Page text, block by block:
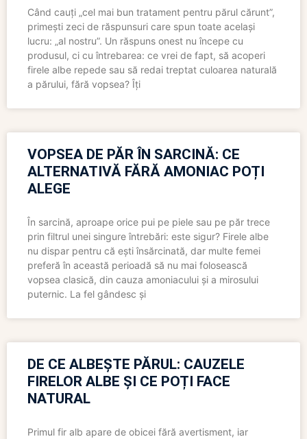
Când cauți „cel mai bun tratament pentru părul cărunt”,
primești zeci de răspunsuri care spun toate același
lucru: „al nostru”. Un răspuns onest nu începe cu
produsul, ci cu întrebarea: ce vrei de fapt, să acoperi
firele albe repede sau să redai treptat culoarea naturală
a părului, fără vopsea? Îți
VOPSEA DE PĂR ÎN SARCINĂ: CE
ALTERNATIVĂ FĂRĂ AMONIAC POȚI
ALEGE
În sarcină, aproape orice pui pe piele sau pe păr trece
prin filtrul unei singure întrebări: este sigur? Firele albe
nu dispar pentru că ești însărcinată, dar multe femei
preferă în această perioadă să nu mai folosească
vopsea clasică, din cauza amoniacului și a mirosului
puternic. La fel gândesc și
DE CE ALBEȘTE PĂRUL: CAUZELE
FIRELOR ALBE ȘI CE POȚI FACE
NATURAL
Primul fir alb apare de obicei fără avertisment, iar